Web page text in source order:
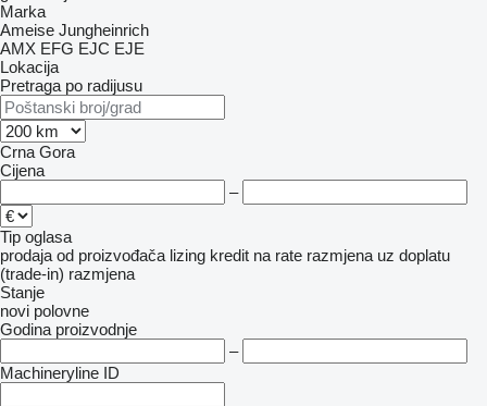
Marka
Ameise Jungheinrich
AMX EFG EJC EJE
Lokacija
Pretraga po radijusu
Crna Gora
Cijena
–
Tip oglasa
prodaja od proizvođača lizing kredit na rate razmjena uz doplatu
(trade-in) razmjena
Stanje
novi polovne
Godina proizvodnje
–
Machineryline ID